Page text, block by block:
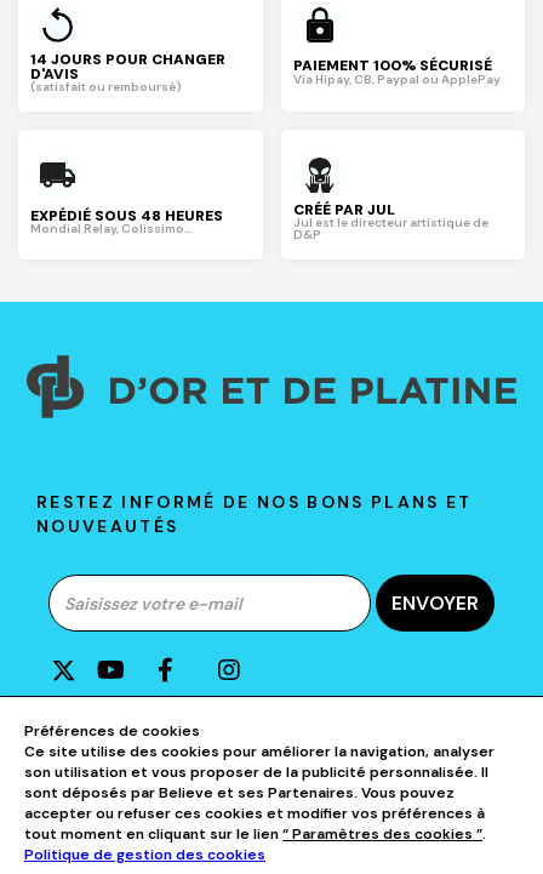
14 JOURS POUR CHANGER
D'AVIS
(satisfait ou remboursé)
PAIEMENT 100% SÉCURISÉ
Via Hipay, CB, Paypal ou ApplePay
EXPÉDIÉ SOUS 48 HEURES
Mondial Relay, Colissimo...
CRÉÉ PAR JUL
Jul est le directeur artistique de
D&P
RESTEZ INFORMÉ DE NOS BONS PLANS ET
NOUVEAUTÉS
ENVOYER
A PROPOS DE D&P
AIDE & CONTACTS
NOS CATÉGORIES
Préférences de cookies
Ce site utilise des cookies pour améliorer la navigation, analyser
son utilisation et vous proposer de la publicité personnalisée. Il
sont déposés par Believe et ses Partenaires. Vous pouvez
accepter ou refuser ces cookies et modifier vos préférences à
tout moment en cliquant sur le lien“ Paramètres des cookies ”.
Politique de gestion des cookies